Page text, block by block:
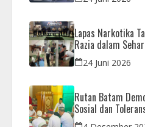
Lapas Narkotika
Razia dalam
Barang Terlarang
24 Juni 2026
Rutan Batam
Sosial dan
Doa Bersama